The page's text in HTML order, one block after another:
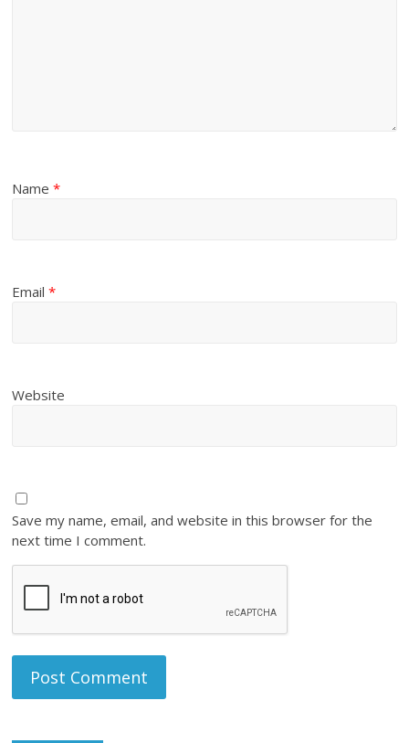
Name*
Email*
Website
Save my name, email, and website in this browser for the
next time I comment.